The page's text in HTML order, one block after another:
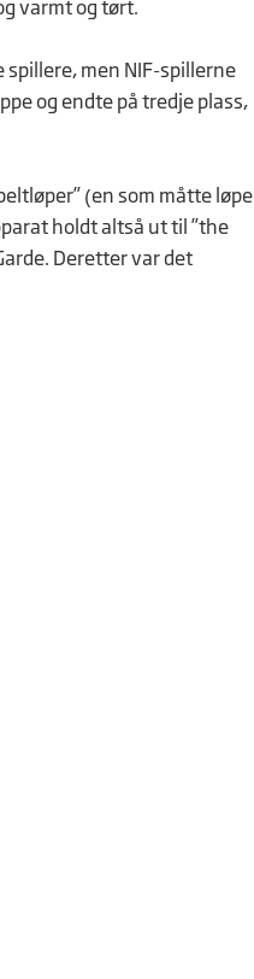
varmt og tørt.
men NIF-spillerne
og endte på tredje plass,
(en som måtte løpe
holdt altså ut til ”the
Deretter var det